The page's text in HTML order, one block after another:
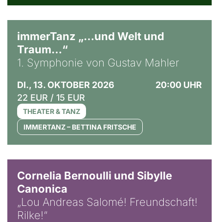
immerTanz „…und Welt und
Traum…“
1. Symphonie von Gustav Mahler
DI., 13. OKTOBER 2026
20:00 UHR
22 EUR / 15 EUR
THEATER & TANZ
IMMERTANZ – BETTINA FRITSCHE
Cornelia Bernoulli und Sibylle
Canonica
„Lou Andreas Salomé! Freundschaft!
Rilke!“